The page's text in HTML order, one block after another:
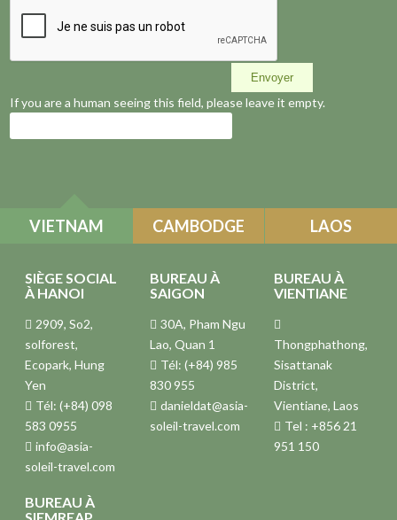
If you are a human seeing this field, please leave it empty.
VIETNAM CAMBODGE LAOS
SIÈGE SOCIAL
À HANOI
2909, So2,
solforest,
Ecopark, Hung
Yen
Tél: (+84) 098
583 0955
info@asia-
soleil-travel.com
BUREAU À
SAIGON
30A, Pham Ngu
Lao, Quan 1
Tél: (+84) 985
830 955
danieldat@asia-
soleil-travel.com
BUREAU À
VIENTIANE
Thongphathong,
Sisattanak
District,
Vientiane, Laos
Tel : +856 21
951 150
BUREAU À
SIEMREAP